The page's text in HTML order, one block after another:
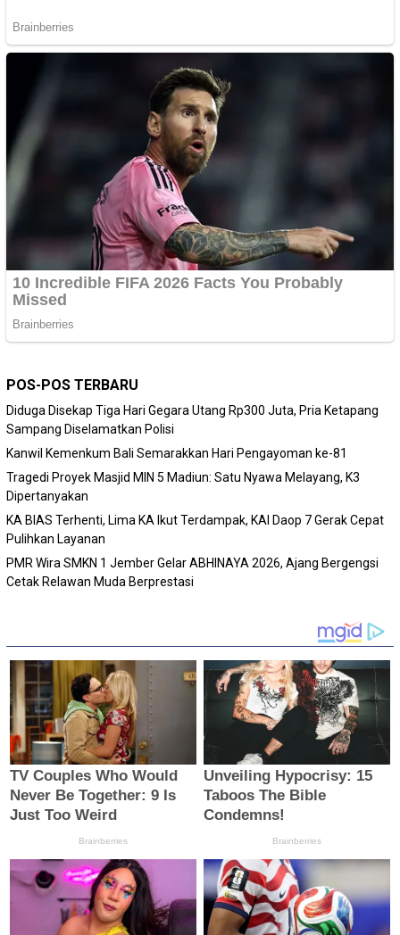
POS-POS TERBARU
Diduga Disekap Tiga Hari Gegara Utang Rp300 Juta, Pria Ketapang
Sampang Diselamatkan Polisi
Kanwil Kemenkum Bali Semarakkan Hari Pengayoman ke-81
Tragedi Proyek Masjid MIN 5 Madiun: Satu Nyawa Melayang, K3
Dipertanyakan
KA BIAS Terhenti, Lima KA Ikut Terdampak, KAI Daop 7 Gerak Cepat
Pulihkan Layanan
PMR Wira SMKN 1 Jember Gelar ABHINAYA 2026, Ajang Bergengsi
Cetak Relawan Muda Berprestasi